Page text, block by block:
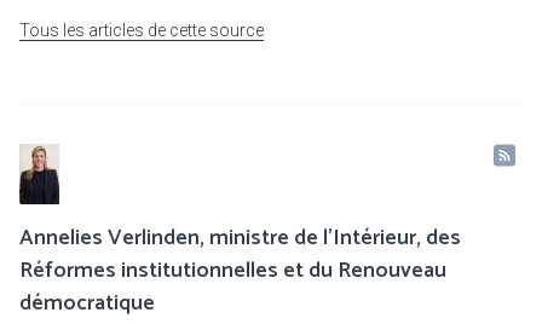
Tous les articles de cette source
Annelies Verlinden, ministre de l’Intérieur, des
Réformes institutionnelles et du Renouveau
démocratique